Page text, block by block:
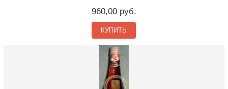
960,00 руб.
КУПИТЬ